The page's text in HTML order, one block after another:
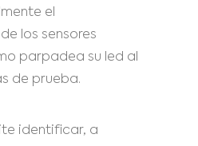
el
los sensores
parpadea su led al
de prueba.
identificar, a